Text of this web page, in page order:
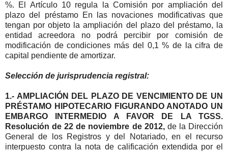
%. El Artículo 10 regula la Comisión por ampliación del
plazo del préstamo En las novaciones modificativas que
tengan por objeto la ampliación del plazo del préstamo, la
entidad acreedora no podrá percibir por comisión de
modificación de condiciones más del 0,1 % de la cifra de
capital pendiente de amortizar.
Selección de jurisprudencia registral:
1.- AMPLIACIÓN DEL PLAZO DE VENCIMIENTO DE UN
PRÉSTAMO HIPOTECARIO FIGURANDO ANOTADO UN
EMBARGO INTERMEDIO A FAVOR DE LA TGSS.
Resolución de 22 de noviembre de 2012,de la Dirección
General de los Registros y del Notariado, en el recurso
interpuesto contra la nota de calificación extendida por el